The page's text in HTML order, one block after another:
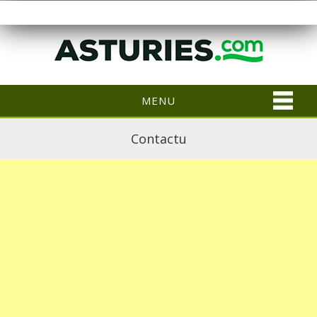
MENU
Contactu